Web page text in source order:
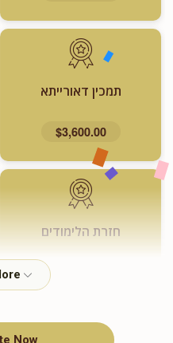
תמכין דאורייתא
$3,600.00
חזרת הלימודים
Now